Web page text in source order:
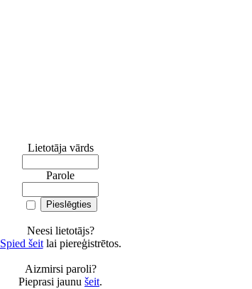
Lietotāja vārds
Parole
Neesi lietotājs?
Spied šeitlai piereģistrētos.
Aizmirsi paroli?
Pieprasi jaunu šeit.